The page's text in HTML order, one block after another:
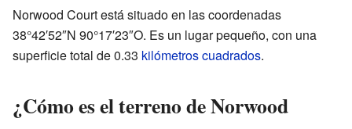
Norwood Court está situado en las coordenadas
38°42′52″N 90°17′23″O. Es un lugar pequeño, con una
superficie total de 0.33 kilómetros cuadrados.
¿Cómo es el terreno de Norwood